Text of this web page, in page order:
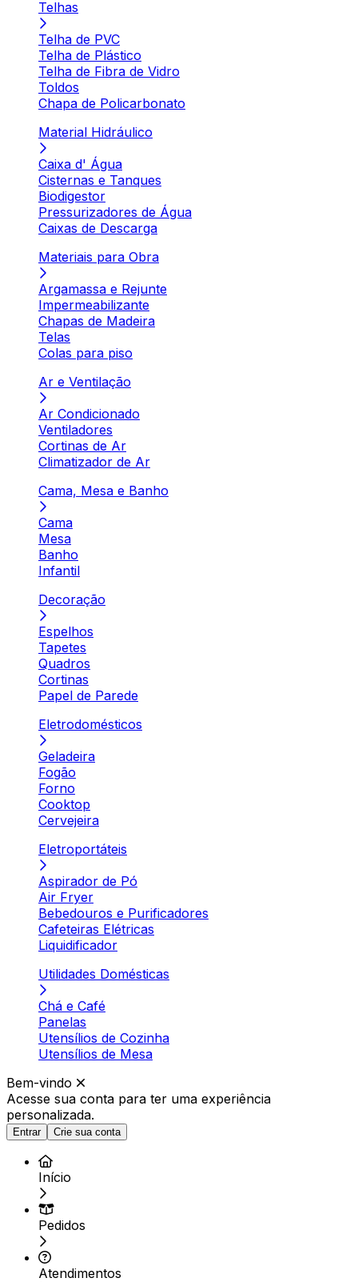
Telhas
Telha de PVC
Telha de Plástico
Telha de Fibra de Vidro
Toldos
Chapa de Policarbonato
Material Hidráulico
Caixa d' Água
Cisternas e Tanques
Biodigestor
Pressurizadores de Água
Caixas de Descarga
Materiais para Obra
Argamassa e Rejunte
Impermeabilizante
Chapas de Madeira
Telas
Colas para piso
Ar e Ventilação
Ar Condicionado
Ventiladores
Cortinas de Ar
Climatizador de Ar
Cama, Mesa e Banho
Cama
Mesa
Banho
Infantil
Decoração
Espelhos
Tapetes
Quadros
Cortinas
Papel de Parede
Eletrodomésticos
Geladeira
Fogão
Forno
Cooktop
Cervejeira
Eletroportáteis
Aspirador de Pó
Air Fryer
Bebedouros e Purificadores
Cafeteiras Elétricas
Liquidificador
Utilidades Domésticas
Chá e Café
Panelas
Utensílios de Cozinha
Utensílios de Mesa
Bem-vindo
Acesse sua conta para ter uma experiência
personalizada.
Entrar Crie sua conta
Início
Pedidos
Atendimentos